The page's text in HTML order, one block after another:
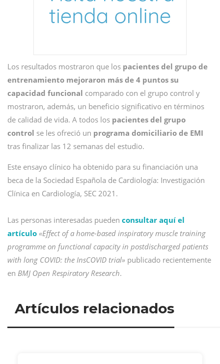
Los resultados mostraron que los pacientes del grupo de
entrenamiento mejoraron más de 4 puntos su
capacidad funcional comparado con el grupo control y
mostraron, además, un beneficio significativo en términos
de calidad de vida. A todos los pacientes del grupo
control se les ofreció un programa domiciliario de EMI
tras finalizar las 12 semanas del estudio.
Este ensayo clínico ha obtenido para su financiación una
beca de la Sociedad Española de Cardiología: Investigación
Clínica en Cardiología, SEC 2021.
Las personas interesadas pueden consultar aquí el
artículo «Effect of a home-based inspiratory muscle training
programme on functional capacity in postdischarged patients
with long COVID: the InsCOVID trial» publicado recientemente
en BMJ Open Respiratory Research.
Artículos relacionados